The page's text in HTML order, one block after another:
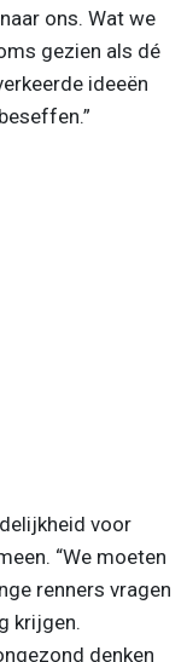
ons. Wat we
gezien als dé
ideeën
voor
“We moeten
renners vragen
krijgen.
denken